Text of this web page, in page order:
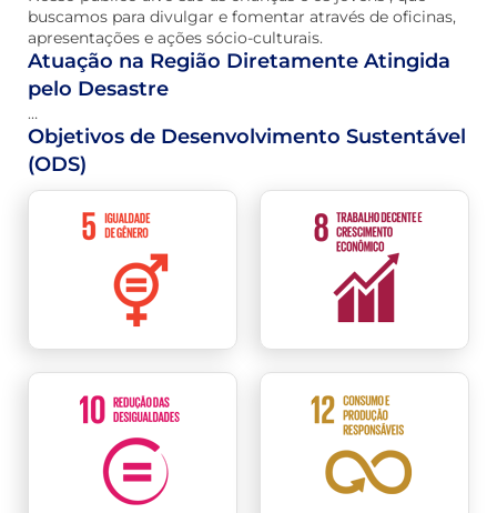
buscamos para divulgar e fomentar através de oficinas,
apresentações e ações sócio-culturais.
Atuação na Região Diretamente Atingida
pelo Desastre
…
Objetivos de Desenvolvimento Sustentável
(ODS)